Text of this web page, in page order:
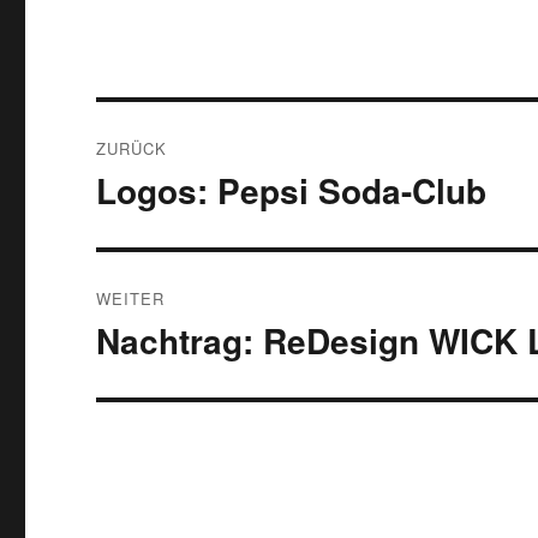
ZURÜCK
Vorheriger
Beitrag:
Logos: Pepsi Soda-Club
WEITER
Nächster
Nachtrag: ReDesign WICK